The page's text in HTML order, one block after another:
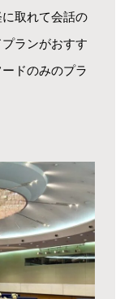
取れて会話の
ランがおすす
ドのみのプラ